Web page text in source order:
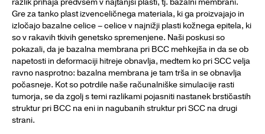
razlik prihaja predvsem v najtanjši plasti, tj. bazalni membrani.
Gre za tanko plast izvenceličnega materiala, ki ga proizvajajo in
izločajo bazalne celice – celice v najnižji plasti kožnega epitela, ki
so v rakavih tkivih genetsko spremenjene. Naši poskusi so
pokazali, da je bazalna membrana pri BCC mehkejša in da se ob
napetosti in deformaciji hitreje obnavlja, medtem ko pri SCC velja
ravno nasprotno: bazalna membrana je tam trša in se obnavlja
počasneje. Kot so potrdile naše računalniške simulacije rasti
tumorja, se da zgolj s temi razlikami pojasniti nastanek brstičastih
struktur pri BCC na eni in nagubanih struktur pri SCC na drugi
strani.